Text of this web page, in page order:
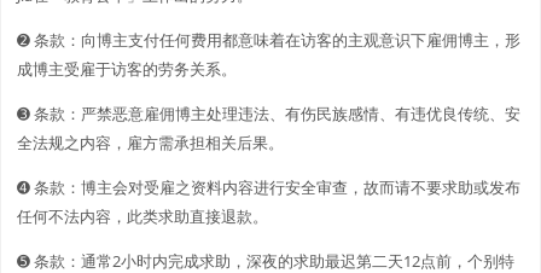
➋️️ 条款：向博主支付任何费用都意味着在访客的主观意识下雇佣博主，形
成博主受雇于访客的劳务关系。
➌ 条款：严禁恶意雇佣博主处理违法、有伤民族感情、有违优良传统、安
全法规之内容，雇方需承担相关后果。
➍ 条款：博主会对受雇之资料内容进行安全审查，故而请不要求助或发布
任何不法内容，此类求助直接退款。
➎ 条款：通常2小时内完成求助，深夜的求助最迟第二天12点前，个别特